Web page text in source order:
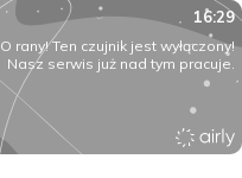
16:29
O rany! Ten czujnik jest wyłączony!
Nasz serwis już nad tym pracuje.